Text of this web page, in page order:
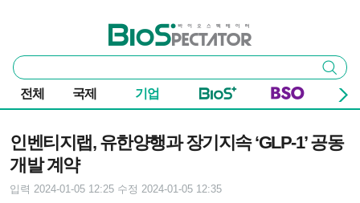
바이오스펙테이터
통
합
검
색
검색
전체 국제 기업
인벤티지랩, 유한양행과 장기지속 ‘GLP-1’ 공동
개발 계약
입력 2024-01-05 12:25 수정 2024-01-05 12:35